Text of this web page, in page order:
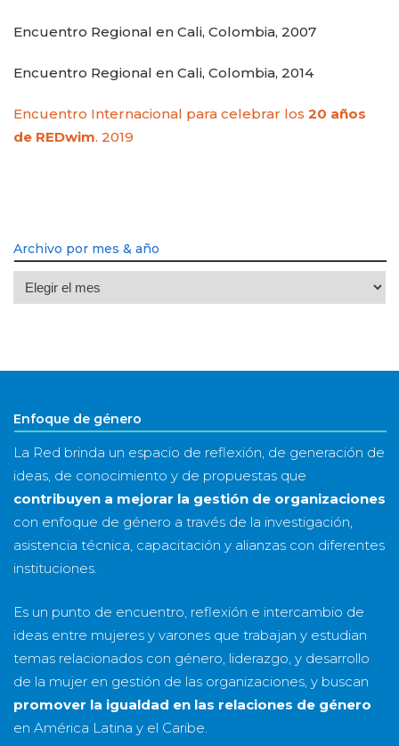
Encuentro Regional en Cali, Colombia, 2007
Encuentro Regional en Cali, Colombia, 2014
Encuentro Internacional para celebrar los 20 años
de REDwim. 2019
Archivo por mes & año
Archivo
por
año
Enfoque de género
La Red brinda un espacio de reflexión, de generación de
ideas, de conocimiento y de propuestas que
contribuyen a mejorar la gestión de organizaciones
con enfoque de género a través de la investigación,
asistencia técnica, capacitación y alianzas con diferentes
instituciones.
Es un punto de encuentro, reflexión e intercambio de
ideas entre mujeres y varones que trabajan y estudian
temas relacionados con género, liderazgo, y desarrollo
de la mujer en gestión de las organizaciones, y buscan
promover la igualdad en las relaciones de género
en América Latina y el Caribe.